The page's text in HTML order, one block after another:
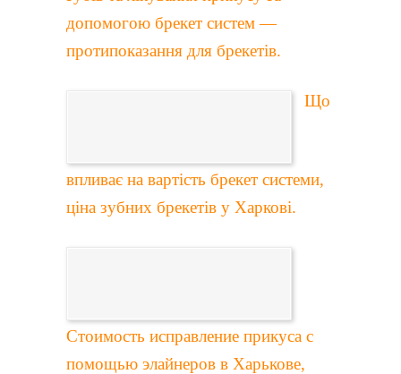
допомогою брекет систем —
протипоказання для брекетів.
Що
впливає на вартість брекет системи,
ціна зубних брекетів у Харкові.
Стоимость исправление прикуса с
помощью элайнеров в Харькове,